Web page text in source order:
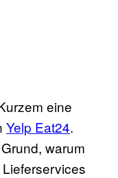
eine
Yelp Eat24.
warum